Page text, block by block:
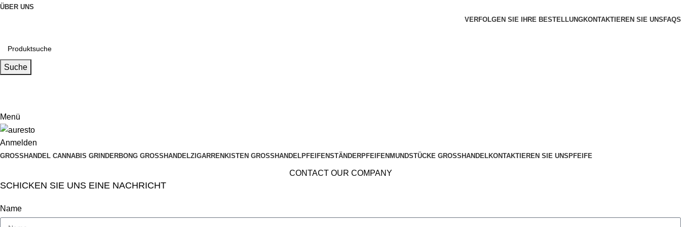
ÜBER UNS
VERFOLGEN SIE IHRE BESTELLUNGKONTAKTIEREN SIE UNS FAQS
Suche
Menü
Anmelden
GROSSHANDEL CANNABIS GRINDER BONG GROSSHANDEL ZIGARRENKISTEN GROSSHANDEL PFEIFENSTÄNDERPFEIFENMUNDSTÜCKE GROSSHANDELKONTAKTIEREN SIE UNS PFEIFE
CONTACT OUR COMPANY
SCHICKEN SIE UNS EINE NACHRICHT
Name